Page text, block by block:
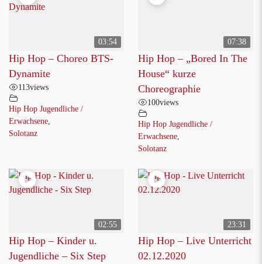
03:54
Hip Hop – Choreo BTS-
Dynamite
113views
Hip Hop Jugendliche /
Erwachsene
Solotanz
07:38
Hip Hop – „Bored In The
House“ kurze
Choreographie
100views
Hip Hop Jugendliche /
Erwachsene
Solotanz
02:55
Hip Hop – Kinder u.
Jugendliche – Six Step
23:31
Hip Hop – Live Unterricht
02.12.2020